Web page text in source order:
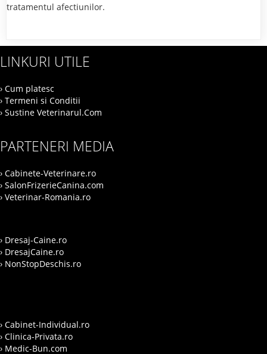
tratamentul afectiunilor.
LINKURI UTILE
› Cum platesc
› Termeni si Conditii
› Sustine Veterinarul.Com
PARTENERI MEDIA
› Cabinete-Veterinare.ro
› SalonFrizerieCanina.com
› Veterinar-Romania.ro
› Dresaj-Caine.ro
› DresajCaine.ro
› NonStopDeschis.ro
› Cabinet-Individual.ro
› Clinica-Privata.ro
› Medic-Bun.com